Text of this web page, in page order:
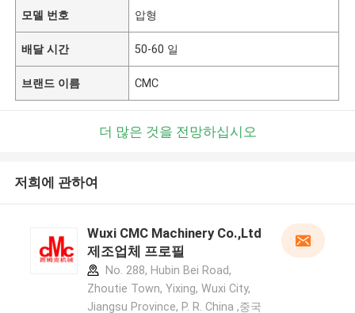
모델 번호 압형
배달 시간 50-60 일
브랜드 이름 CMC
더 많은 것을 전망하십시오
저희에 관하여
Wuxi CMC Machinery Co.,Ltd
제조업체 프로필
No. 288, Hubin Bei Road,
Zhoutie Town, Yixing, Wuxi City,
Jiangsu Province, P. R. China ,중국